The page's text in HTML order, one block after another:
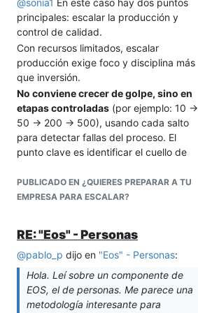
Segmentación: Crea campañas
personalizadas para diferentes
segmentos de tu audiencia
(estudiantes, deportistas, etc.)
Colaboraciones: Colabora con
marcas y organizaciones
relacionadas con los intereses de
tus clientes (por ejemplo, equipos
deportivos, universidades).
Experiencias inmersivas: Crea
experiencias interactivas que
en el mundo de sus pasiones.
Adicionalmente, considera utilizar:
imágenes y videos dinámicos y
atractivos que reflejen la energía y la
diversidad de tu audiencia.
• Lenguaje claro y conciso: Comunica
los beneficios de tu producto de
manera sencilla y directa.
estar en cada detalle, permitiéndote
enfocarte en llevar tu negocio al
siguiente nivel.
percepción, cambiará también el precio.
Y quien puede impulsar ese cambio
eres tú.
principales: escalar la producción y
control de calidad.
Con recursos limitados, escalar
producción exige foco y disciplina más
que inversión.
No conviene crecer de golpe, sino en
etapas controladas (por ejemplo: 10 →
50 → 200 → 500), usando cada salto
para detectar fallas del proceso. El
punto clave es identificar el cuello de
en lugar de intentar mejorar todo a la
vez.
simple: orden de tareas, tiempos
orientativos y criterios básicos de
ejecución.
Esto reduce la variabilidad y permite
aumentar volumen sin depender del
PUBLICADO EN ¿QUIERES PREPARAR A TU
EMPRESA PARA ESCALAR?
RE: "Eos" - Personas
@pablo_p dijo en "Eos" - Personas:
Hola. Leí sobre un componente de
EOS, el de personas. Me parece una
metodología interesante para